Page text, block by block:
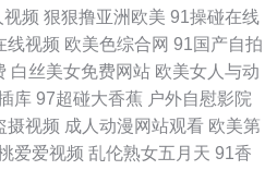
色性交 婷婷色情网 av福利资源导航 国
欧美精品一成人 日韩无码磁力 97超碰探
色图狠狠干 久草资源福利战 男人午夜av
视频 狠狠撸亚洲欧美 91操碰在线
线视频 欧美色综合网 91国产自拍
白丝美女免费网站 欧美女人与动
库 97超碰大香蕉 户外自慰影院
摄视频 成人动漫网站观看 欧美第
爱爱视频 乱伦熟女五月天 91香